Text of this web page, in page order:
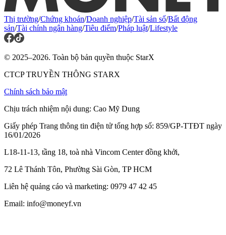
Thị trường/Chứng khoán/Doanh nghiệp/Tài sản số/Bất động
sản/Tài chính ngân hàng/Tiêu điểm/Pháp luật/Lifestyle
© 2025–2026. Toàn bộ bản quyền thuộc StarX
CTCP TRUYỀN THÔNG STARX
Chính sách bảo mật
Chịu trách nhiệm nội dung: Cao Mỹ Dung
Giấy phép Trang thông tin điện tử tổng hợp số: 859/GP-TTĐT ngày
16/01/2026
L18-11-13, tầng 18, toà nhà Vincom Center đồng khởi,
72 Lê Thánh Tôn, Phường Sài Gòn, TP HCM
Liên hệ quảng cáo và marketing: 0979 47 42 45
Email: info@moneyf.vn